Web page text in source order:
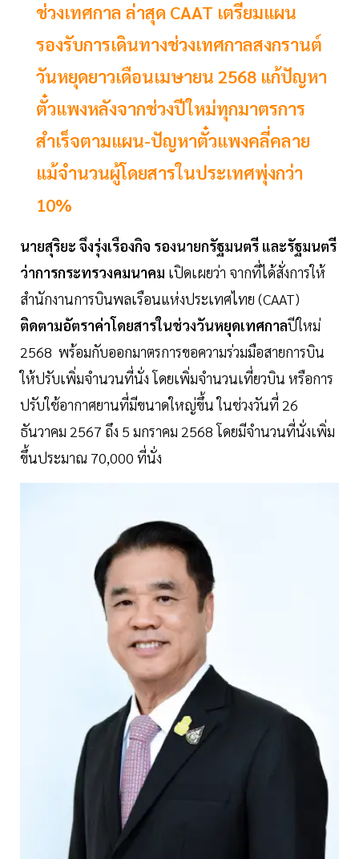
ช่วงเทศกาล ล่าสุด CAAT เตรียมแผน
รองรับการเดินทางช่วงเทศกาลสงกรานต์
วันหยุดยาวเดือนเมษายน 2568 แก้ปัญหา
ตั๋วแพงหลังจากช่วงปีใหม่ทุกมาตรการ
สำเร็จตามแผน-ปัญหาตั๋วแพงคลี่คลาย
แม้จำนวนผู้โดยสารในประเทศพุ่งกว่า
10%
นายสุริยะ จึงรุ่งเรืองกิจ รองนายกรัฐมนตรี และรัฐมนตรี
ว่าการกระทรวงคมนาคม เปิดเผยว่า จากที่ได้สั่งการให้
สำนักงานการบินพลเรือนแห่งประเทศไทย (CAAT)
ติดตามอัตราค่าโดยสารในช่วงวันหยุดเทศกาลปีใหม่
2568 พร้อมกับออกมาตรการขอความร่วมมือสายการบิน
ให้ปรับเพิ่มจำนวนที่นั่ง โดยเพิ่มจำนวนเที่ยวบิน หรือการ
ปรับใช้อากาศยานที่มีขนาดใหญ่ขึ้น ในช่วงวันที่ 26
ธันวาคม 2567 ถึง 5 มกราคม 2568 โดยมีจำนวนที่นั่งเพิ่ม
ขึ้นประมาณ 70,000 ที่นั่ง